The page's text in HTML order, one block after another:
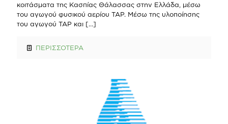
κοιτάσματα της Κασπίας Θάλασσας στην Ελλάδα, μέσω
του αγωγού φυσικού αερίου TAP. Μέσω της υλοποίησης
του αγωγού TAP και […]
ΠΕΡΙΣΣΟΤΕΡΑ